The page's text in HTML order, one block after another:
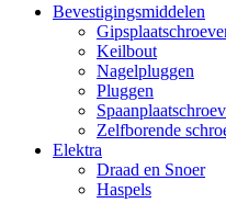
Bevestigingsmiddelen
Keilbout
Nagelpluggen
Pluggen
Zelfborende
Elektra
Draad en Snoer
Haspels